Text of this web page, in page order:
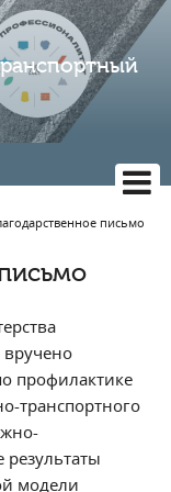
письмо
вручено
профилактике
транспортного
модели